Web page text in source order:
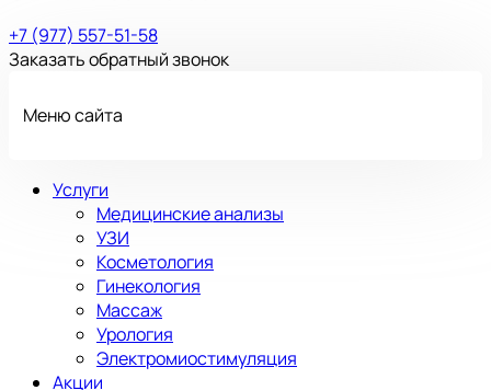
+7 (977) 557-51-58
Заказать обратный звонок
Меню сайта
Услуги
Медицинские анализы
УЗИ
Косметология
Гинекология
Массаж
Урология
Электромиостимуляция
Акции